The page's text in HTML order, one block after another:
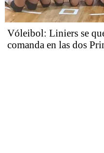
Vóleibol: Liniers se
comanda en las dos